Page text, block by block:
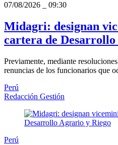
07/08/2026
09:30
Midagri: designan
cartera de
Previamente, mediante
renuncias de los funcionarios que
Perú
Redacción Gestión
Perú